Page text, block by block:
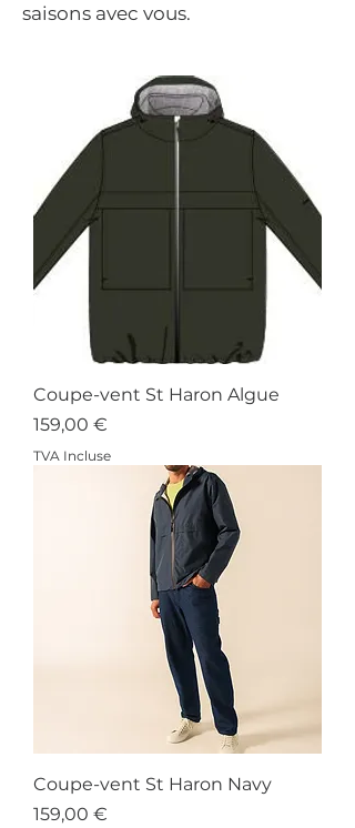
saisons avec vous.
Coupe-vent St Haron Algue
Prix
159,00 €
TVA Incluse
Coupe-vent St Haron Navy
Prix
159,00 €